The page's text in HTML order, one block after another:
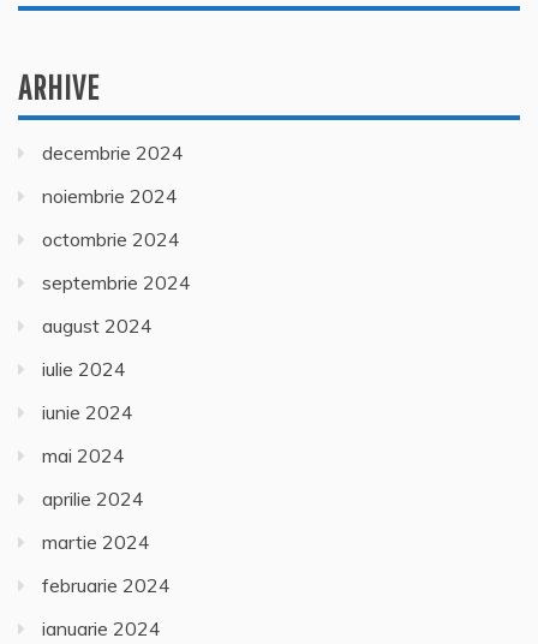
ARHIVE
decembrie 2024
noiembrie 2024
octombrie 2024
septembrie 2024
august 2024
iulie 2024
iunie 2024
mai 2024
aprilie 2024
martie 2024
februarie 2024
ianuarie 2024